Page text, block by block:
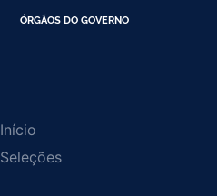
ÓRGÃOS DO GOVERNO
Main
navigation
Início
Seleções